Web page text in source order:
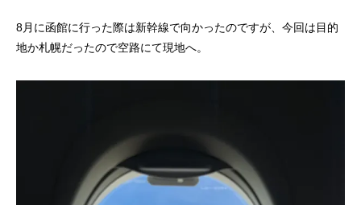
8月に函館に行った際は新幹線で向かったのですが、今回は目的
地か札幌だったので空路にて現地へ。